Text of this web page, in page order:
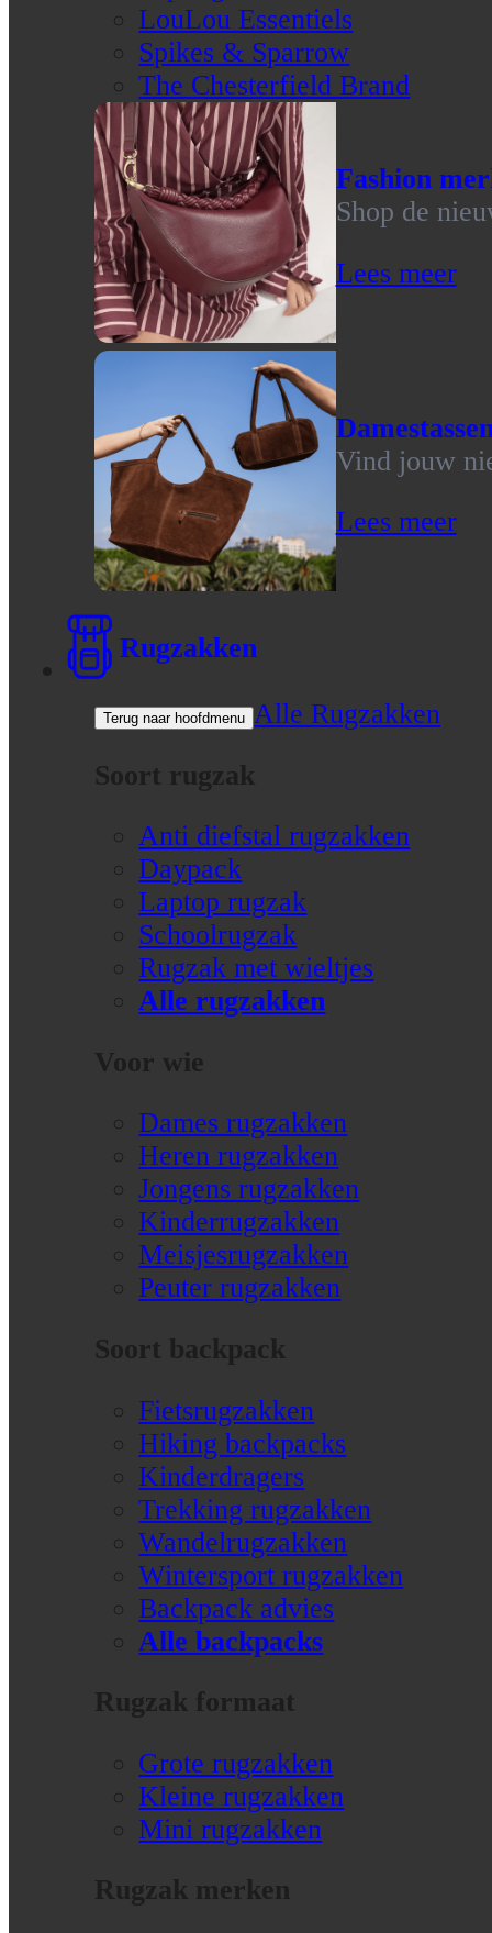
LouLou Essentiels
Spikes & Sparrow
The Chesterfield Brand
Fashion
Shop de
Lees meer
Vind jouw
Lees meer
Rugzakken
Terug naar hoofdmenu Alle Rugzakken
Soort rugzak
Anti diefstal rugzakken
Daypack
Laptop rugzak
Schoolrugzak
Rugzak met wieltjes
Alle rugzakken
Voor wie
Dames rugzakken
Heren rugzakken
Jongens rugzakken
Kinderrugzakken
Meisjesrugzakken
Peuter rugzakken
Soort backpack
Fietsrugzakken
Hiking backpacks
Kinderdragers
Trekking rugzakken
Wandelrugzakken
Wintersport rugzakken
Backpack advies
Alle backpacks
Rugzak formaat
Grote rugzakken
Kleine rugzakken
Mini rugzakken
Rugzak merken